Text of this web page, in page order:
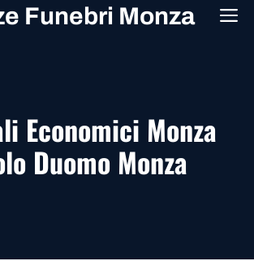
Funebri Monza
Economici Monza
Duomo Monza